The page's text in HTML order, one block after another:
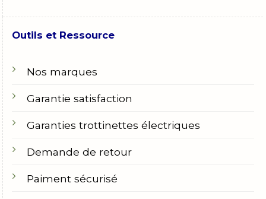
Outils et Ressource
Nos marques
Garantie satisfaction
Garanties trottinettes électriques
Demande de retour
Paiment sécurisé